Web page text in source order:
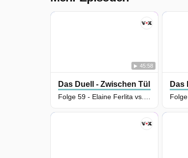
45:58
Das Duell - Zwischen Tüll UndDas